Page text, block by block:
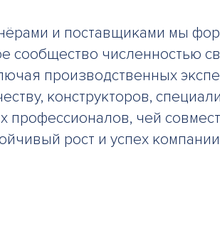
и поставщиками мы
сообщество численностью
производственных
конструкторов,
профессионалов, чей
рост и успех